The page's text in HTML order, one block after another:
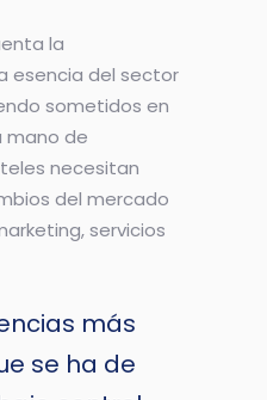
la
esencia del sector
sometidos en
mano de
necesitan
del mercado
servicios
más
se ha de